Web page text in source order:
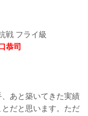
戦 フライ級
恭司
あと築いてきた実績
だと思います。ただ